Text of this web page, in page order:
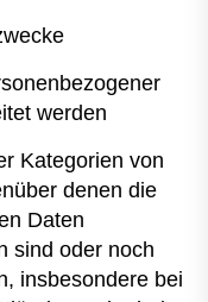
werden
Kategorien von
denen die
Daten
sind oder noch
insbesondere bei